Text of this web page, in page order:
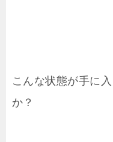
こんな状態が手に
か？